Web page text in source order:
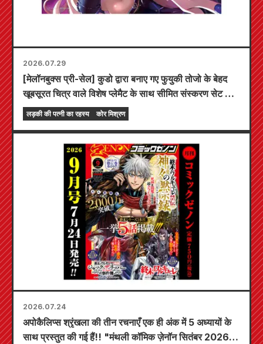
2026.07.29
[मेलॉनबुक्स प्री-सेल] कुडो द्वारा बनाए गए फुयुकी तोजो के बेहद
खूबसूरत चित्र वाले विशेष प्लेमैट के साथ सीमित संस्करण सेट के
लिए प्री-ऑर्डर अब शुरू हो गए हैं! "द सीक्रेट ऑफ द गैल ब्राइड"
का नवीनतम खंड 6 20 अक्टूबर को रिलीज़ होने वाला है!
लड़की की पत्नी का रहस्य कोर मिश्रण
2026.07.24
अपोकैलिप्स श्रृंखला की तीन रचनाएँ एक ही अंक में 5 अध्यायों के
साथ प्रस्तुत की गई हैं!! "मंथली कॉमिक ज़ेनॉन सितंबर 2026